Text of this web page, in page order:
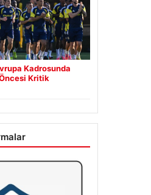
Kadrosunda
Kritik